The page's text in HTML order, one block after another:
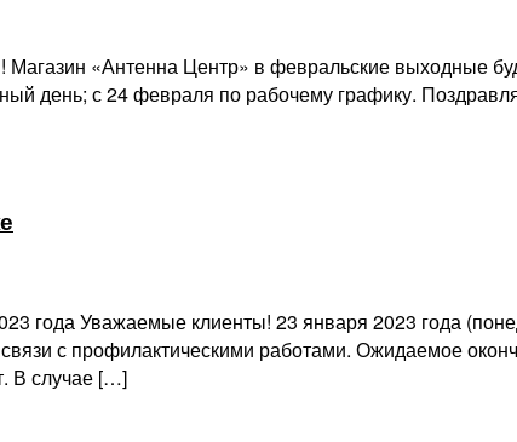
«Антенна Центр» в февральские выходные
день; с 24 февраля по рабочему графику.
года Уважаемые клиенты! 23 января 2023 года
с профилактическими работами. Ожидаемое
В случае […]